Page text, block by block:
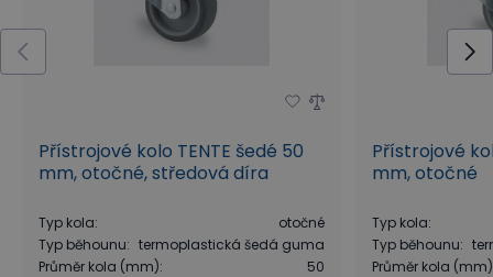
Přístrojové kolo TENTE šedé 50
mm, otočné, středová díra
Typ kola:
otočné
Typ běhounu: termoplastická šedá guma
Průměr kola (mm): 50
Přístrojové
mm, otočné
Typ kola:
Typ běhounu:
Průměr kola (mm)